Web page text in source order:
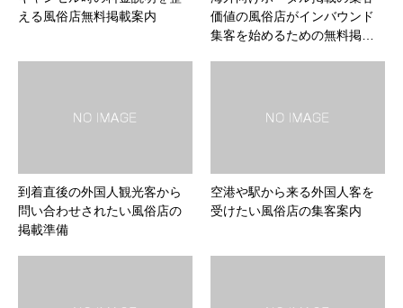
える風俗店無料掲載案内
価値の風俗店がインバウンド
集客を始めるための無料掲…
到着直後の外国人観光客から
問い合わせされたい風俗店の
掲載準備
空港や駅から来る外国人客を
受けたい風俗店の集客案内